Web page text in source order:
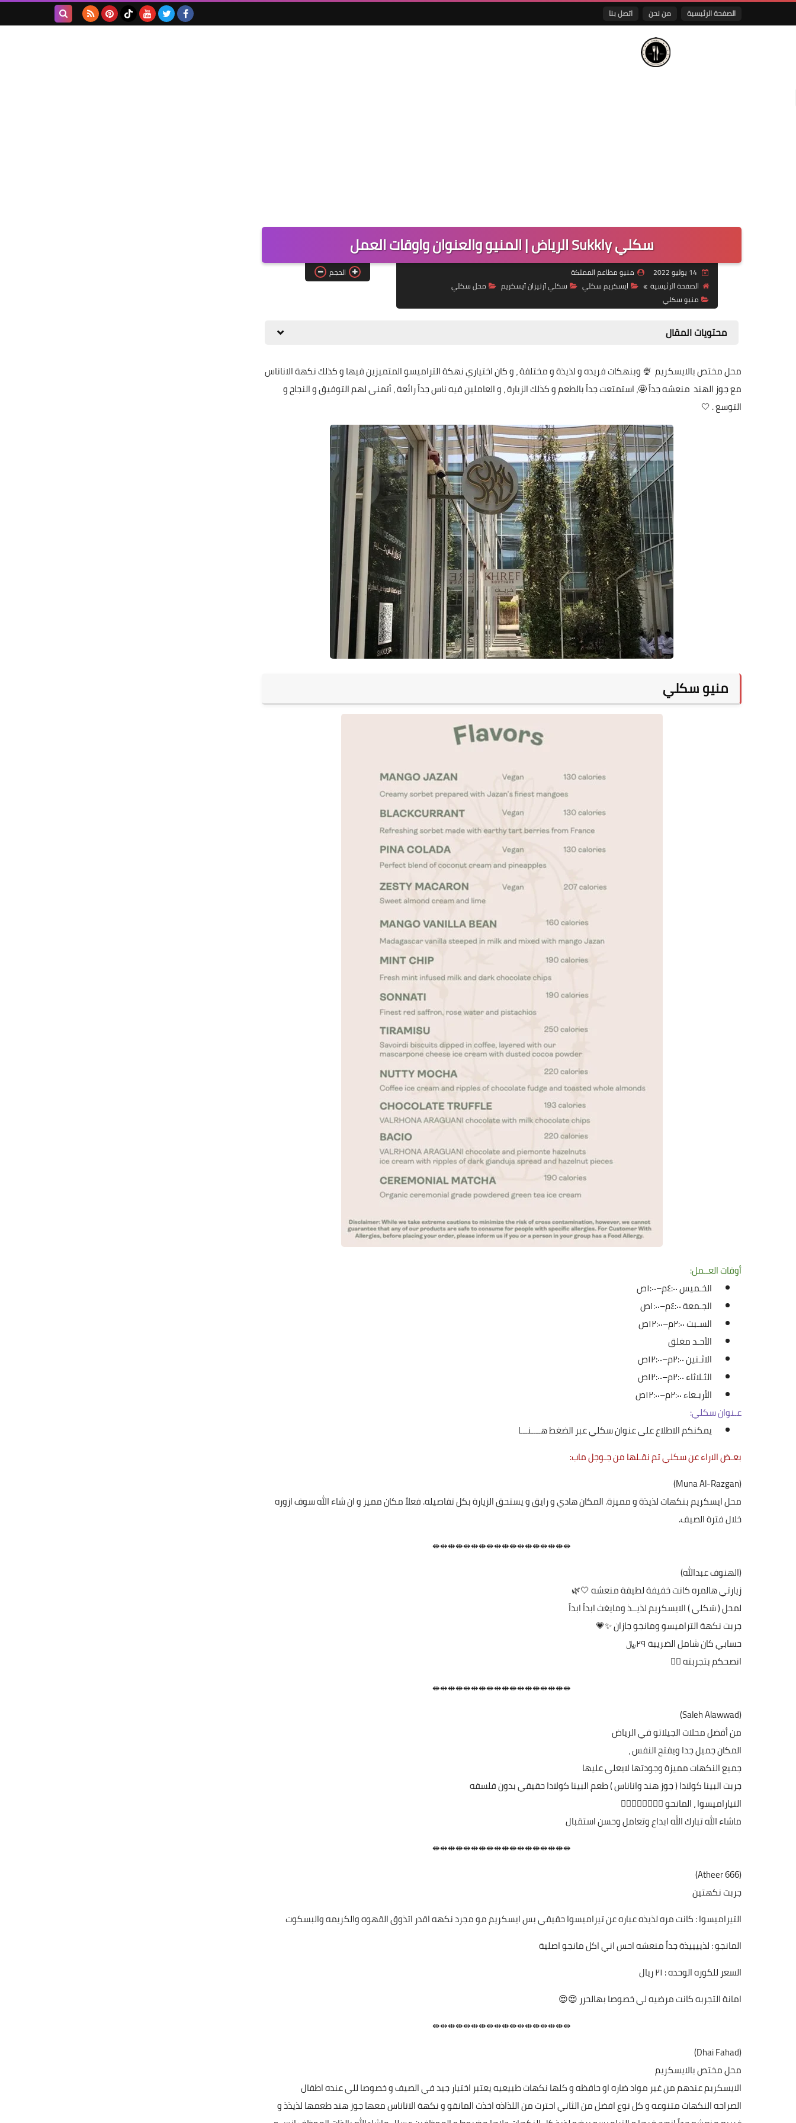
الصفحة الرئيسية من نحن اتصل بنا
سكلي Sukkly الرياض | المنيو والعنوان واوقات العمل
14 يوليو 2022
منيو مطاعم المملكة
الصفحة الرئيسية
ايسكريم سكلي سكلي آرتيزان آيسكريم
محل سكلي
منيو سكلي
الحجم
محتويات المقال
محل مختص بالايسكريم 🍨 وبنهكات فريده و لذيذة و مختلفة ، و كان اختياري نهكة التراميسو المتميزين فيها و كذلك نكهة الاناناس
مع جوز الهند منعشه جداً 🤩، استمتعت جداً بالطعم و كذلك الزيارة ، و العاملين فيه ناس جداً رائعة ، أتمنى لهم التوفيق و النجاح و
التوسع . 🤍
منيو سكلي
أوقات العــمل:
الخـميس ٤:٠٠م–١:٠٠ص
الجـمعة ٤:٠٠م–١:٠٠ص
السـبت ٢:٠٠م–١٢:٠٠ص
الأحـد مغلق
الاثـنين ٢:٠٠م–١٢:٠٠ص
الثـلاثاء ٢:٠٠م–١٢:٠٠ص
الأربـعاء ٢:٠٠م–١٢:٠٠ص
عـنوان سكلي:
يمكنكم الاطلاع على عنوان سكلي عبر الضغطهــــنـــا
بعـض الاراء عن سكلي تم نقـلها من جـوجل ماب:
(Muna Al-Razgan)
محل ايسكريم بنكهات لذيذة و مميزة. المكان هادي و رايق و يستحق الزيارة بكل تفاصيله. فعلاً مكان مميز و ان شاء الله سوف ازوره
خلال فترة الصيف.
⇹⇹⇹⇹⇹⇹⇹⇹⇹⇹⇹⇹⇹⇹⇹⇹⇹⇹
(الهنوف عبدالله)
زيارتي هالمره كانت خفيفة لطيفة منعشه 🤍🌿
لمحل ( سَكلي ) الايسكريم لذيــذ ومايغث ابداً ابداً
جربت نكهة التراميسو ومانجو جازان ✨💗
حسابي كان شامل الضريبة ٢٩﷼
انصحكم بتجربته 👍🏻
⇹⇹⇹⇹⇹⇹⇹⇹⇹⇹⇹⇹⇹⇹⇹⇹⇹⇹
(Saleh Alawwad)
من أفضل محلات الجيلاتو في الرياض
المكان جميل جدا ويفتح النفس ،
جميع النكهات مميزة وجودتها لايعلى عليها
جربت البينا كولادا ( جوز هند واناناس ) طعم البينا كولادا حقيقي بدون فلسفه
التياراميسوا ، المانحو 👌🏻👌🏻👌🏻👌🏻
ماشاء الله تبارك الله ابداع وتعامل وحسن استقبال
⇹⇹⇹⇹⇹⇹⇹⇹⇹⇹⇹⇹⇹⇹⇹⇹⇹⇹
(Atheer 666)
جربت نكهتين
التيراميسوا : كانت مره لذيذه عباره عن تيراميسوا حقيقي بس ايسكريم مو مجرد نكهه اقدر اتذوق القهوه والكريمه والبسكوت
المانجو : لذييييذة جداً منعشه احس اني اكل مانجو اصلية
السعر للكوره الوحده : ٢١ ريال
امانة التجربه كانت مرضيه لي خصوصا بهالحرر 😍😍
⇹⇹⇹⇹⇹⇹⇹⇹⇹⇹⇹⇹⇹⇹⇹⇹⇹⇹
(Dhai Fahad)
محل مختص بالايسكريم
الايسكريم عندهم من غير مواد ضاره او حافظه و كلها نكهات طبيعيه يعتبر اختيار جيد في الصيف و خصوصا للي عنده اطفال
الصراحه النكهات متنوعه و كل نوع افضل من الثاني احترت من اللذاذه اخذت المانقو و نكهة الاناناس معها جوز هند طعمها لذيذذ و